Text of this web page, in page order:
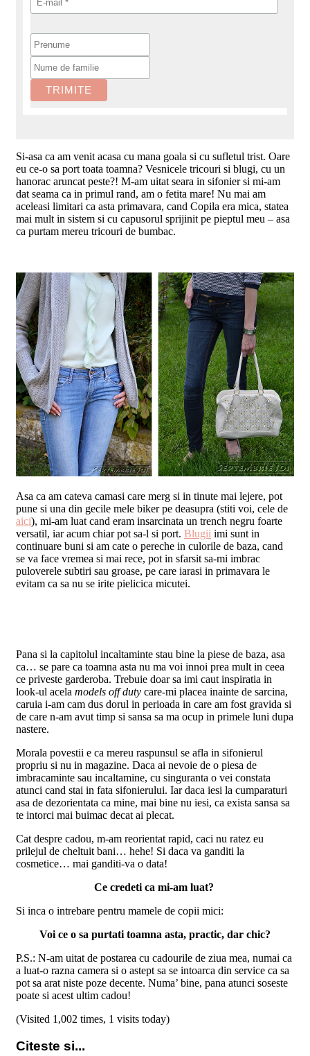
Si-asa ca am venit acasa cu mana goala si cu sufletul trist. Oare
eu ce-o sa port toata toamna? Vesnicele tricouri si blugi, cu un
hanorac aruncat peste?! M-am uitat seara in sifonier si mi-am
dat seama ca in primul rand, am o fetita mare! Nu mai am
aceleasi limitari ca asta primavara, cand Copila era mica, statea
mai mult in sistem si cu capusorul sprijinit pe pieptul meu – asa
ca purtam mereu tricouri de bumbac.
Asa ca am cateva camasi care merg si in tinute mai lejere, pot
pune si una din gecile mele biker pe deasupra (stiti voi, cele de
aici), mi-am luat cand eram insarcinata un trench negru foarte
versatil, iar acum chiar pot sa-l si port. Blugii imi sunt in
continuare buni si am cate o pereche in culorile de baza, cand
se va face vremea si mai rece, pot in sfarsit sa-mi imbrac
puloverele subtiri sau groase, pe care iarasi in primavara le
evitam ca sa nu se irite pielicica micutei.
Pana si la capitolul incaltaminte stau bine la piese de baza, asa
ca… se pare ca toamna asta nu ma voi innoi prea mult in ceea
ce priveste garderoba. Trebuie doar sa imi caut inspiratia in
look-ul acela models off duty care-mi placea inainte de sarcina,
caruia i-am cam dus dorul in perioada in care am fost gravida si
de care n-am avut timp si sansa sa ma ocup in primele luni dupa
nastere.
Morala povestii e ca mereu raspunsul se afla in sifonierul
propriu si nu in magazine. Daca ai nevoie de o piesa de
imbracaminte sau incaltamine, cu singuranta o vei constata
atunci cand stai in fata sifonierului. Iar daca iesi la cumparaturi
asa de dezorientata ca mine, mai bine nu iesi, ca exista sansa sa
te intorci mai buimac decat ai plecat.
Cat despre cadou, m-am reorientat rapid, caci nu ratez eu
prilejul de cheltuit bani… hehe! Si daca va ganditi la
cosmetice… mai ganditi-va o data!
Ce credeti ca mi-am luat?
Si inca o intrebare pentru mamele de copii mici:
Voi ce o sa purtati toamna asta, practic, dar chic?
P.S.: N-am uitat de postarea cu cadourile de ziua mea, numai ca
a luat-o razna camera si o astept sa se intoarca din service ca sa
pot sa arat niste poze decente. Numa’ bine, pana atunci soseste
poate si acest ultim cadou!
(Visited 1,002 times, 1 visits today)
Citeste si...